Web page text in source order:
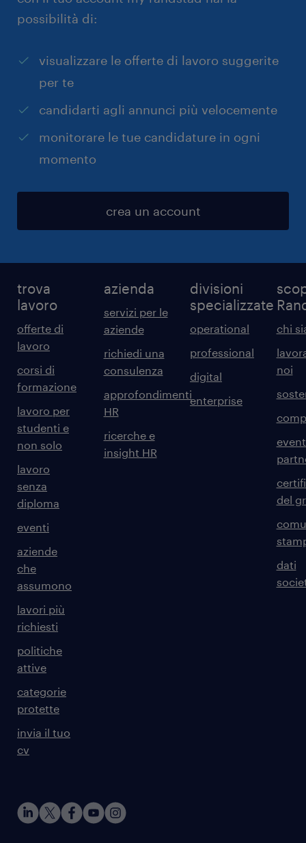
possibilità di:
visualizzare le offerte di lavoro suggerite
per te
candidarti agli annunci più velocemente
monitorare le tue candidature in ogni
momento
crea un account
trova
lavoro
offerte di
lavoro
corsi di
formazione
lavoro per
studenti e
non solo
lavoro
senza
diploma
eventi
aziende
che
assumono
lavori più
richiesti
politiche
attive
categorie
protette
invia il tuo
cv
azienda
servizi per le
aziende
richiedi una
consulenza
approfondimenti
HR
ricerche e
insight HR
divisioni
specializzate
operational
professional
digital
enterprise
chi
noi
del
dati